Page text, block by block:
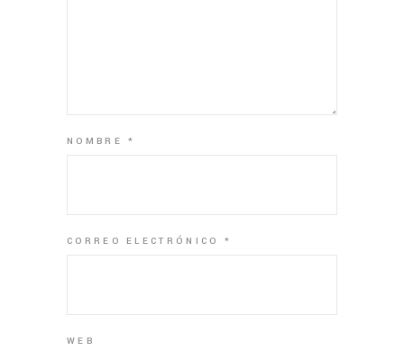
NOMBRE*
CORREO ELECTRÓNICO *
WEB